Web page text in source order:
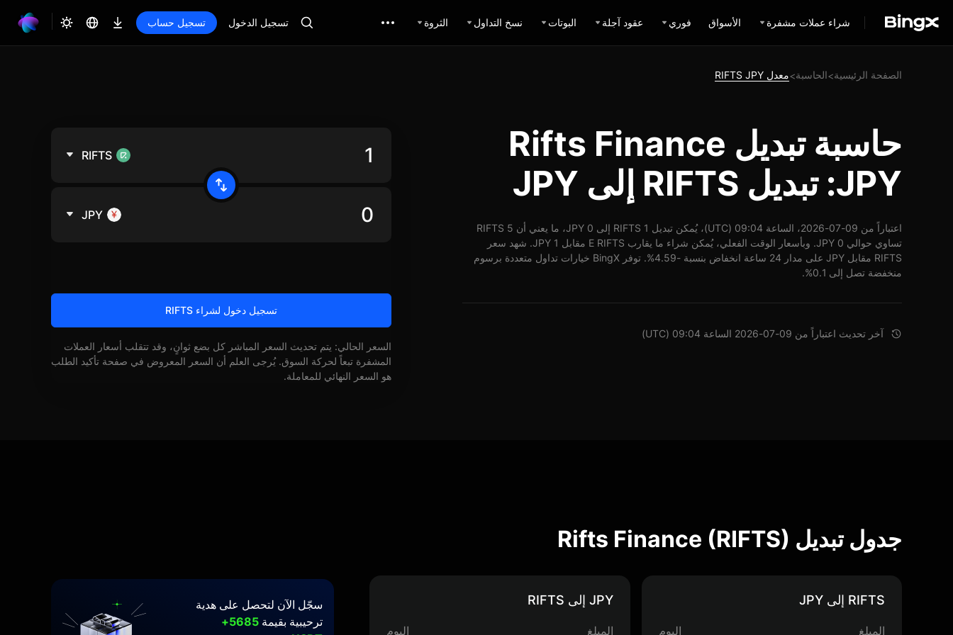
شراء عملات مشفرة الأسواق فوري عقود آجلة البوتات نسخ التداول الثروة تسجيل الدخول تسجيل حساب
الصفحة الرئيسية>الحاسبة>معدل RIFTS JPY
حاسبة تبديل Rifts Finance
JPY: تبديل RIFTS إلى JPY
اعتباراً من 09-07-2026، الساعة 09:04 (UTC)، يُمكن تبديل 1 RIFTS إلى 0 JPY، ما يعني أن 5 RIFTS
تساوي حوالي 0 JPY. وبأسعار الوقت الفعلي، يُمكن شراء ما يقارب E RIFTS مقابل 1 JPY. شهد سعر
RIFTS مقابل JPY على مدار 24 ساعة انخفاض بنسبة -4.59%. توفر BingX خيارات تداول متعددة برسوم
منخفضة تصل إلى 0.1%.
آخر تحديث اعتباراً من 09-07-2026 الساعة 09:04 (UTC)
RIFTS
JPY
تسجيل دخول لشراء RIFTS
السعر الحالي: يتم تحديث السعر المباشر كل بضع ثوانٍ، وقد تتقلب أسعار العملات
المشفرة تبعاً لحركة السوق. يُرجى العلم أن السعر المعروض في صفحة تأكيد الطلب
هو السعر النهائي للمعاملة.
جدول تبديل Rifts Finance (RIFTS)
RIFTS إلى JPY
المبلغ اليوم
JPY إلى RIFTS
المبلغ اليوم
سجّل الآن لتحصل على هدية
ترحيبية بقيمة
5685+